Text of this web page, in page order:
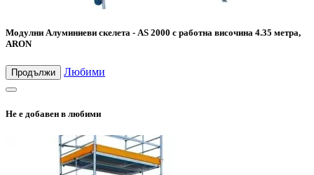
Модулни Алуминиеви скелета - AS 2000 с работна височина 4.35 метра,
ARON
Продължи Любими
Не е добавен в любими